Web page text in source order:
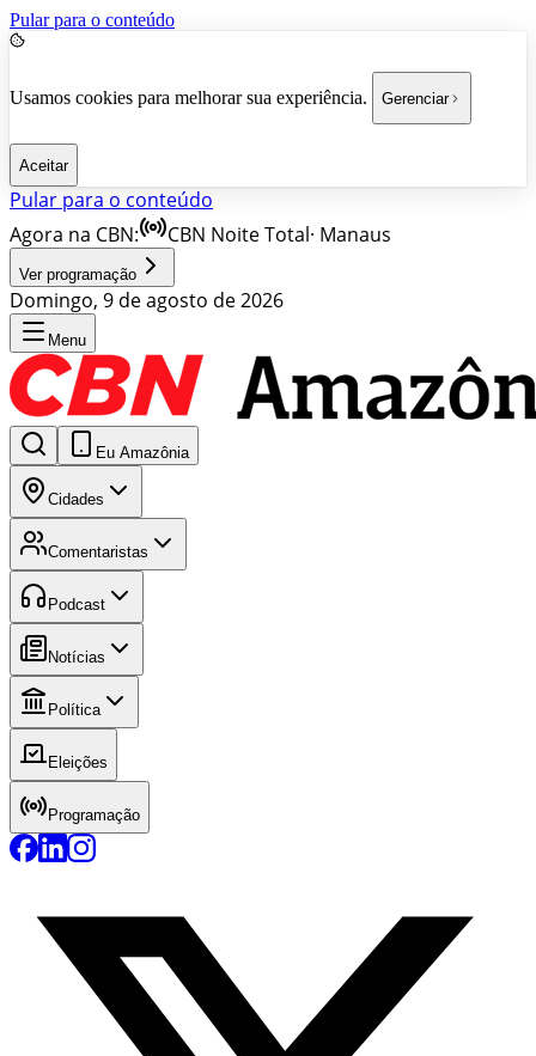
Pular para o conteúdo
Usamos cookies para melhorar sua experiência. Gerenciar
Aceitar
Pular para o conteúdo
Agora na CBN:
CBN Noite Total· Manaus
Ver programação
Domingo, 9 de agosto de 2026
Menu
Eu Amazônia
Cidades
Comentaristas
Podcast
Notícias
Política
Eleições
Programação